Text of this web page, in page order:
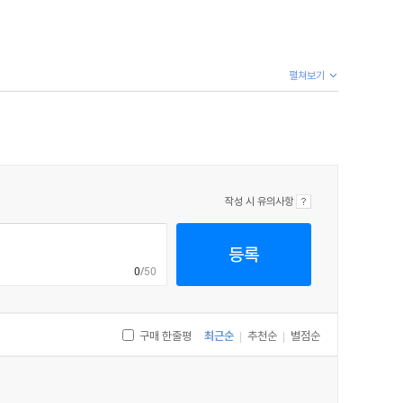
펼쳐보기
작성 시 유의사항
0/50
등록
구매 한줄평 최근순 | 추천순 | 별점순